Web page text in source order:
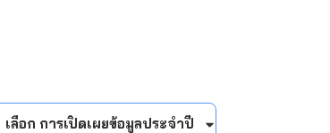
เลือก การเปิดเผยข้อมูลประจำปี